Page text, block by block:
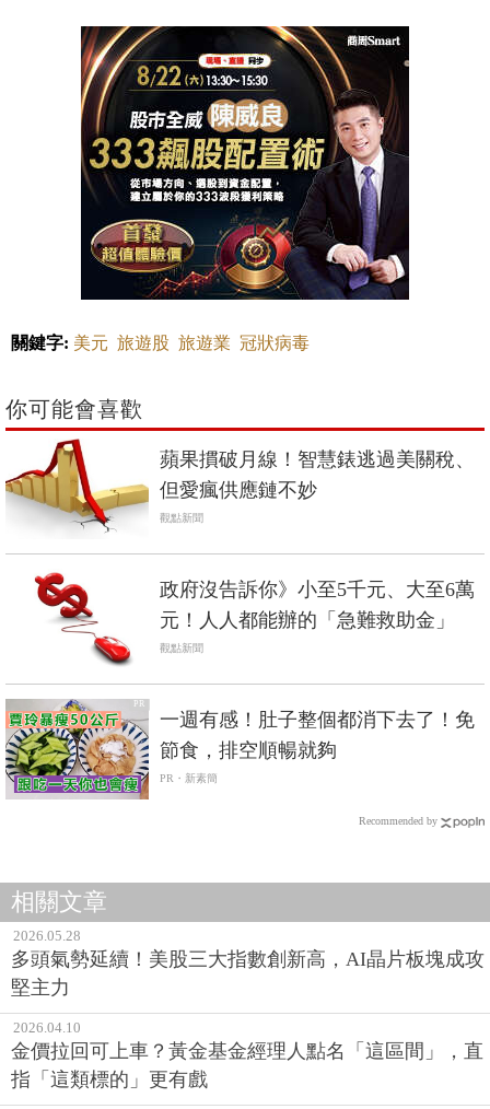
關鍵字: 美元 旅遊股 旅遊業 冠狀病毒
你可能會喜歡
蘋果摜破月線！智慧錶逃過美關稅、
但愛瘋供應鏈不妙
觀點新聞
政府沒告訴你》小至5千元、大至6萬
元！人人都能辦的「急難救助金」
觀點新聞
PR
一週有感！肚子整個都消下去了！免
節食，排空順暢就夠
PR・新素簡
Recommended by
相關文章
2026.05.28
多頭氣勢延續！美股三大指數創新高，AI晶片板塊成攻
堅主力
2026.04.10
金價拉回可上車？黃金基金經理人點名「這區間」，直
指「這類標的」更有戲